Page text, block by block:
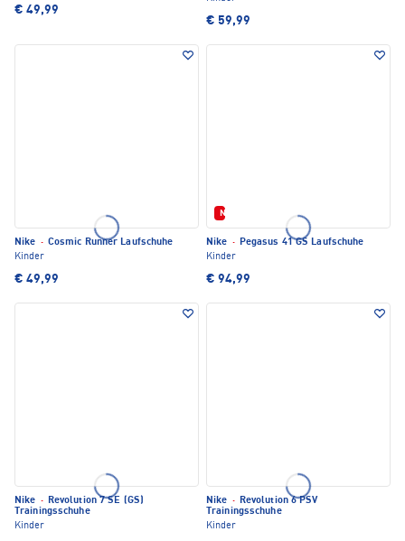
€ 49,99
€ 59,99
Nike · Cosmic Runner Laufschuhe
Kinder
€ 49,99
Neu
Nike · Pegasus 41 GS Laufschuhe
Kinder
€ 94,99
Nike · Revolution 7 SE (GS)
Trainingsschuhe
Kinder
Nike · Revolution 6 PSV
Trainingsschuhe
Kinder